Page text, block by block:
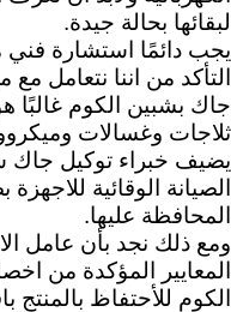
لبقائها
يجب دائمًا استشارة
التأكد من اننا نتعامل
جاك بشبين الكوم غالبًا
ثلاجات وغسالات
يضيف خبراء توكيل جاك
الصيانة الوقائية
المحافظة عليها.
ومع ذلك نجد بأن عامل
المعايير المؤكدة من
الكوم للأحتفاظ بالمنتج